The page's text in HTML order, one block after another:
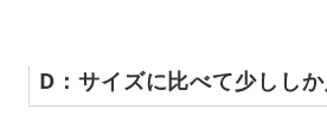
D：サイズに比べて少しし